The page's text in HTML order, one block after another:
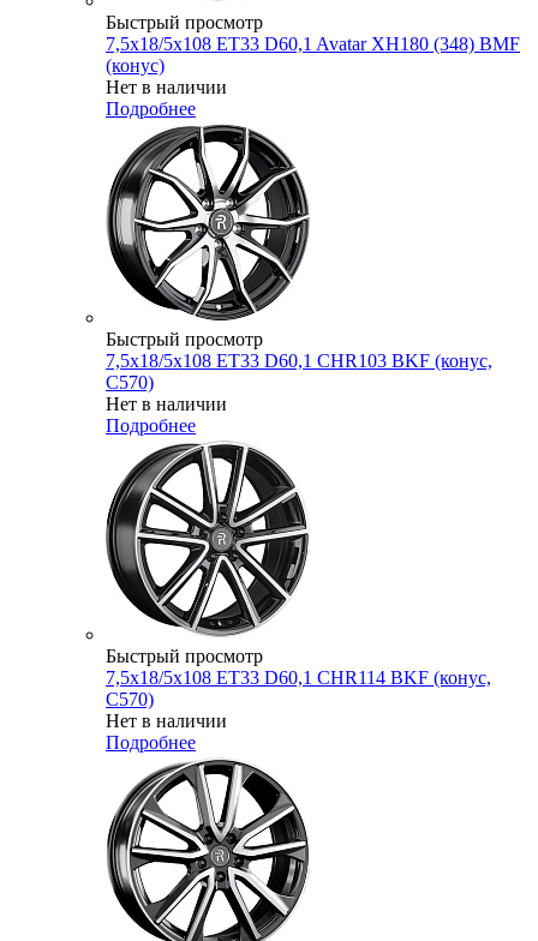
Быстрый просмотр
7,5x18/5x108 ET33 D60,1 Avatar XH180 (348) BMF
(конус)
Нет в наличии
Подробнее
Быстрый просмотр
7,5x18/5x108 ET33 D60,1 CHR103 BKF (конус,
C570)
Нет в наличии
Подробнее
Быстрый просмотр
7,5x18/5x108 ET33 D60,1 CHR114 BKF (конус,
C570)
Нет в наличии
Подробнее